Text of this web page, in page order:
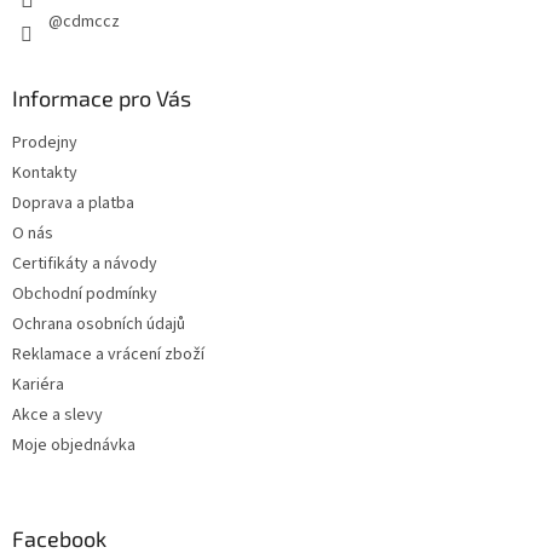
@cdmccz
Informace pro Vás
Prodejny
Kontakty
Doprava a platba
O nás
Certifikáty a návody
Obchodní podmínky
Ochrana osobních údajů
Reklamace a vrácení zboží
Kariéra
Akce a slevy
Moje objednávka
Facebook